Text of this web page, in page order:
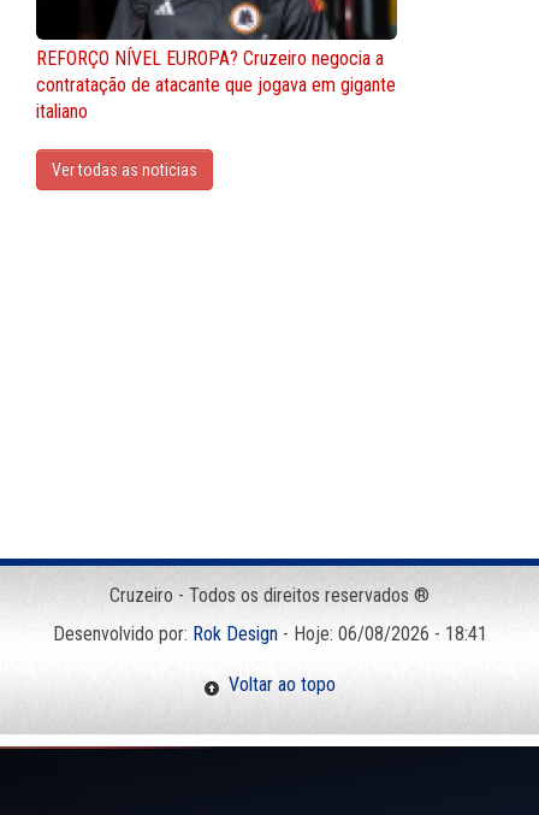
REFORÇO NÍVEL EUROPA? Cruzeiro negocia a
contratação de atacante que jogava em gigante
italiano
Ver todas as noticias
Cruzeiro - Todos os direitos reservados ®
Desenvolvido por: Rok Design- Hoje: 06/08/2026 - 18:41
Voltar ao topo